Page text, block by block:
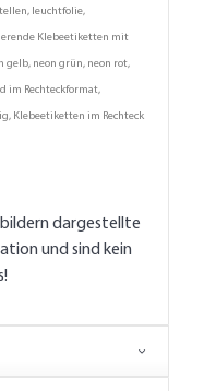
leuchtfolie,
Klebeetiketten mit
gelb, neon grün, neon rot,
im Rechteckformat,
Klebeetiketten im Rechteck
dargestellte
und sind kein